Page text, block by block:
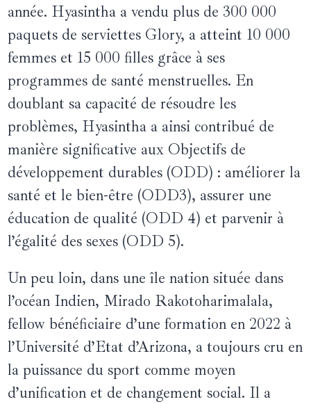
année. Hyasintha a vendu plus de 300 000
paquets de serviettes Glory, a atteint 10 000
femmes et 15 000 filles grâce à ses
programmes de santé menstruelles. En
doublant sa capacité de résoudre les
problèmes, Hyasintha a ainsi contribué de
manière significative aux Objectifs de
développement durables (ODD) : améliorer la
santé et le bien-être (ODD3), assurer une
éducation de qualité (ODD 4) et parvenir à
l’égalité des sexes (ODD 5).
Un peu loin, dans une île nation située dans
l’océan Indien, Mirado Rakotoharimalala,
fellow bénéficiaire d’une formation en 2022 à
l’Université d’Etat d’Arizona, a toujours cru en
la puissance du sport comme moyen
d’unification et de changement social. Il a